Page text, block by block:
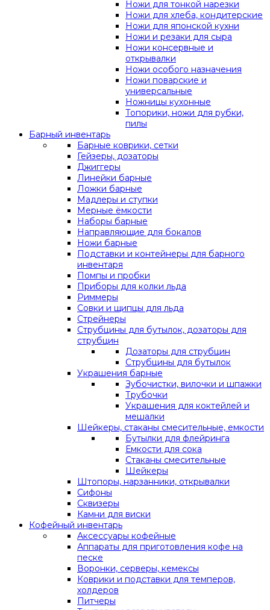
Ножи для тонкой нарезки
Ножи для хлеба, кондитерские
Ножи для японской кухни
Ножи и резаки для сыра
Ножи консервные и
открывалки
Ножи особого назначения
Ножи поварские и
универсальные
Ножницы кухонные
Топорики, ножи для рубки,
пилы
Барный инвентарь
Барные коврики, сетки
Гейзеры, дозаторы
Джиггеры
Линейки барные
Ложки барные
Мадлеры и ступки
Мерные ёмкости
Наборы барные
Направляющие для бокалов
Ножи барные
Подставки и контейнеры для барного
инвентаря
Помпы и пробки
Приборы для колки льда
Риммеры
Совки и щипцы для льда
Стрейнеры
Струбцины для бутылок, дозаторы для
струбцин
Дозаторы для струбцин
Струбцины для бутылок
Украшения барные
Зубочистки, вилочки и шпажки
Трубочки
Украшения для коктейлей и
мешалки
Шейкеры, стаканы смесительные, емкости
Бутылки для флейринга
Емкости для сока
Стаканы смесительные
Шейкеры
Штопоры, нарзанники, открывалки
Сифоны
Сквизеры
Камни для виски
Кофейный инвентарь
Аксессуары кофейные
Аппараты для приготовления кофе на
песке
Воронки, серверы, кемексы
Коврики и подставки для темперов,
холдеров
Питчеры